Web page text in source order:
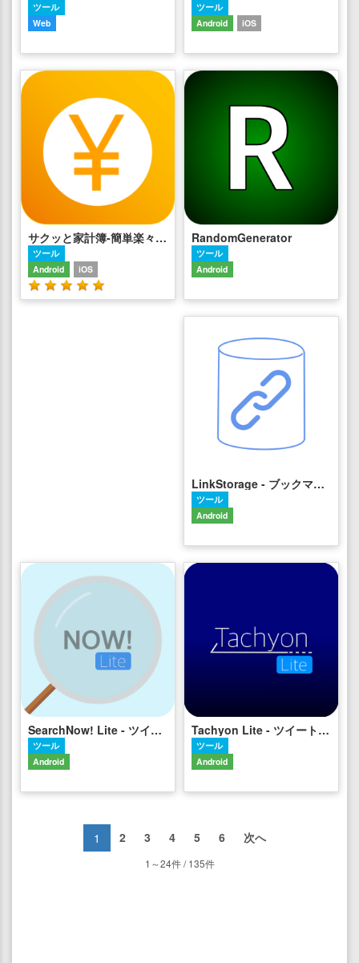
ツール
Web
ツール
Android
iOS
サクッと家計簿-簡単楽々おこづかい帳
ツール
Android
iOS
RandomGenerator
ツール
Android
LinkStorage - ブックマーク管理アプリ
ツール
Android
SearchNow! Lite - ツイート検索補助アプリ
ツール
Android
Tachyon Lite - ツイート投稿補助アプリ
ツール
Android
1 2 3 4 5 6 次へ
1～24件 / 135件